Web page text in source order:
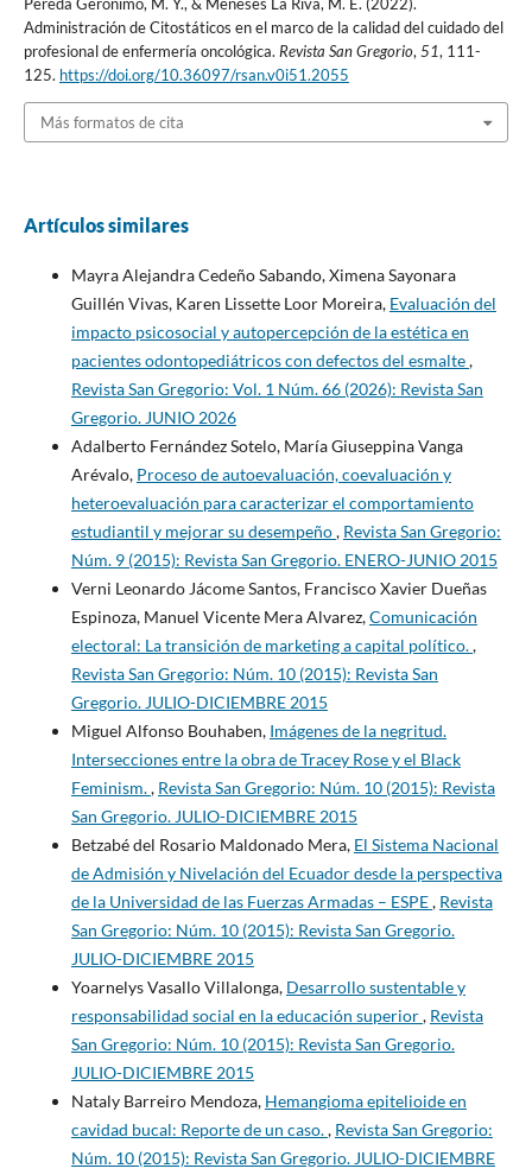
Administración de Citostáticos en el marco de la calidad del cuidado del
profesional de enfermería oncológica. Revista San Gregorio, 51, 111-
125. https://doi.org/10.36097/rsan.v0i51.2055
Más formatos de cita
Artículos similares
Mayra Alejandra Cedeño Sabando, Ximena Sayonara
Guillén Vivas, Karen Lissette Loor Moreira, Evaluación del
impacto psicosocial y autopercepción de la estética en
pacientes odontopediátricos con defectos del esmalte,
Revista San Gregorio: Vol. 1 Núm. 66 (2026): Revista San
Gregorio. JUNIO 2026
Adalberto Fernández Sotelo, María Giuseppina Vanga
Arévalo, Proceso de autoevaluación, coevaluación y
heteroevaluación para caracterizar el comportamiento
estudiantil y mejorar su desempeño, Revista San Gregorio:
Núm. 9 (2015): Revista San Gregorio. ENERO-JUNIO 2015
Verni Leonardo Jácome Santos, Francisco Xavier Dueñas
Espinoza, Manuel Vicente Mera Alvarez,Comunicación
electoral: La transición de marketing a capital político.,
Revista San Gregorio: Núm. 10 (2015): Revista San
Gregorio. JULIO-DICIEMBRE 2015
Miguel Alfonso Bouhaben, Imágenes de la negritud.
Intersecciones entre la obra de Tracey Rose y el Black
Feminism., Revista San Gregorio: Núm. 10 (2015): Revista
San Gregorio. JULIO-DICIEMBRE 2015
Betzabé del Rosario Maldonado Mera, El Sistema Nacional
de Admisión y Nivelación del Ecuador desde la perspectiva
de la Universidad de las Fuerzas Armadas – ESPE, Revista
San Gregorio: Núm. 10 (2015): Revista San Gregorio.
JULIO-DICIEMBRE 2015
Yoarnelys Vasallo Villalonga, Desarrollo sustentable y
responsabilidad social en la educación superior, Revista
San Gregorio: Núm. 10 (2015): Revista San Gregorio.
JULIO-DICIEMBRE 2015
Nataly Barreiro Mendoza, Hemangioma epitelioide en
cavidad bucal: Reporte de un caso., Revista San Gregorio:
Núm. 10 (2015): Revista San Gregorio. JULIO-DICIEMBRE